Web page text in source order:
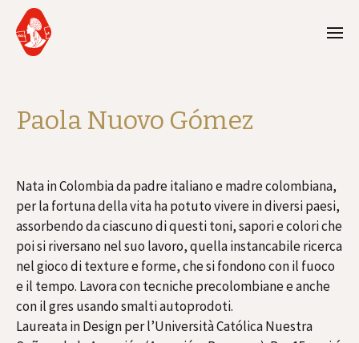
Paola Nuovo Gómez
Nata in Colombia da padre italiano e madre colombiana,
per la fortuna della vita ha potuto vivere in diversi paesi,
assorbendo da ciascuno di questi toni, sapori e colori che
poi si riversano nel suo lavoro, quella instancabile ricerca
nel gioco di texture e forme, che si fondono con il fuoco
e il tempo. Lavora con tecniche precolombiane e anche
con il gres usando smalti autoprodoti.
Laureata in Design per l’Università Católica Nuestra